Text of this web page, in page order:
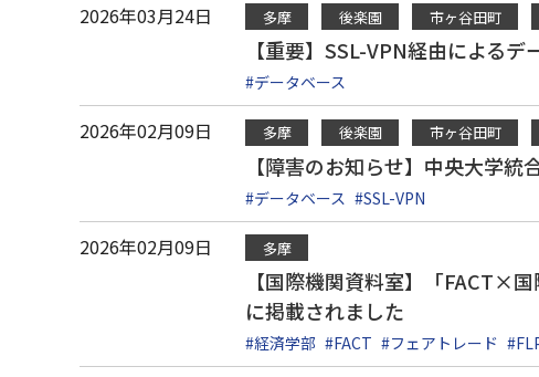
2026年03月24日 多摩 後楽園 市ヶ谷田町
【重要】SSL-VPN経由による
#データベース
2026年02月09日 多摩 後楽園 市ヶ谷田町
【障害のお知らせ】中央大学
#データベース #SSL-VPN
2026年02月09日 多摩
【国際機関資料室】「FACT×
に掲載されました
#経済学部 #FACT #フェアトレード